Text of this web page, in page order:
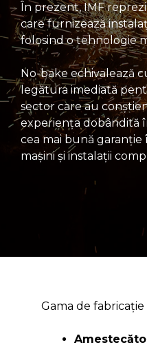
În prezent, IMF
care furnizează
folosind o tehnologie
No-bake echivalează
legătura imediată
sector care au
experienţa dobândită
cea mai bună garanţie
maşini şi instalaţii
Gama de